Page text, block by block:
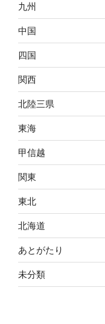
九州
中国
四国
関西
北陸三県
東海
甲信越
関東
東北
北海道
あとがたり
未分類